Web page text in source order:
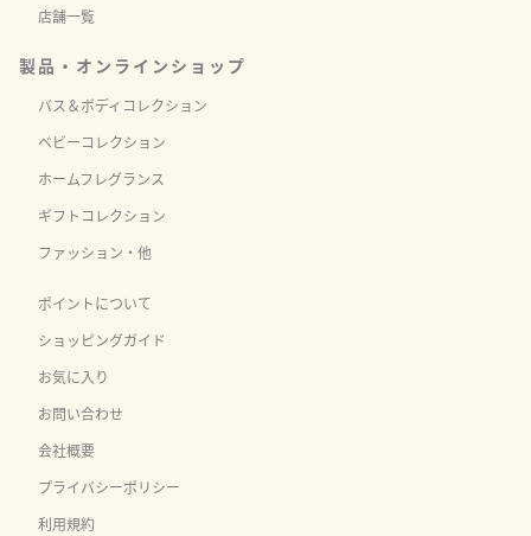
店舗一覧
製品・オンラインショップ
バス＆ボディコレクション
ベビーコレクション
ホームフレグランス
ギフトコレクション
ファッション・他
ポイントについて
ショッピングガイド
お気に入り
お問い合わせ
会社概要
プライバシーポリシー
利用規約